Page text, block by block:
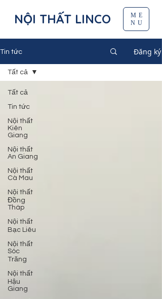
NỘI THẤT LINCO
ME
NU
Tin tức Đăng ký
Tất cả
Tin tức
Nội thất
Kiên
Giang
Nội thất
An Giang
Nội thất
Cà Mau
Nội thất
Đồng
Tháp
Nội thất
Bạc Liêu
Nội thất
Sóc
Trăng
Nội thất
Hậu
Giang
Tất cả